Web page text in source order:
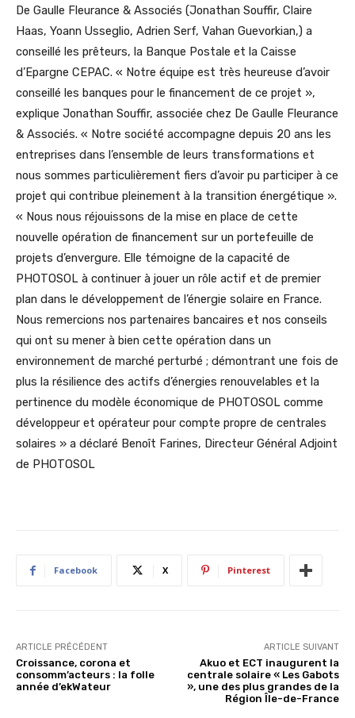
De Gaulle Fleurance & Associés (Jonathan Souffir, Claire
Haas, Yoann Usseglio, Adrien Serf, Vahan Guevorkian,) a
conseillé les prêteurs, la Banque Postale et la Caisse
d’Epargne CEPAC. « Notre équipe est très heureuse d’avoir
conseillé les banques pour le financement de ce projet »,
explique Jonathan Souffir, associée chez De Gaulle Fleurance
& Associés. « Notre société accompagne depuis 20 ans les
entreprises dans l’ensemble de leurs transformations et
nous sommes particulièrement fiers d’avoir pu participer à ce
projet qui contribue pleinement à la transition énergétique ».
« Nous nous réjouissons de la mise en place de cette
nouvelle opération de financement sur un portefeuille de
projets d’envergure. Elle témoigne de la capacité de
PHOTOSOL à continuer à jouer un rôle actif et de premier
plan dans le développement de l’énergie solaire en France.
Nous remercions nos partenaires bancaires et nos conseils
qui ont su mener à bien cette opération dans un
environnement de marché perturbé ; démontrant une fois de
plus la résilience des actifs d’énergies renouvelables et la
pertinence du modèle économique de PHOTOSOL comme
développeur et opérateur pour compte propre de centrales
solaires » a déclaré Benoît Farines, Directeur Général Adjoint
de PHOTOSOL
Facebook X Pinterest
ARTICLE PRÉCÉDENT
Croissance, corona et
consomm’acteurs : la folle
année d’ekWateur
ARTICLE SUIVANT
Akuo et ECT inaugurent la
centrale solaire « Les Gabots
», une des plus grandes de la
Région Île-de-France